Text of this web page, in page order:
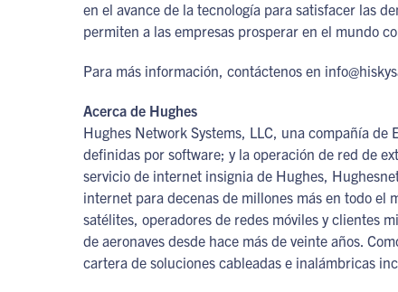
en el avance de la tecnología para satisfacer las
permiten a las empresas prosperar en el mundo
Para más información, contáctenos en
Acerca de Hughes
Hughes Network Systems, LLC, una compañía
definidas por software; y la operación de red de
servicio de internet insignia de Hughes,
internet para decenas de millones más en todo el
satélites, operadores de redes móviles y clientes
de aeronaves desde hace más de veinte años.
cartera de soluciones cableadas e inalámbricas